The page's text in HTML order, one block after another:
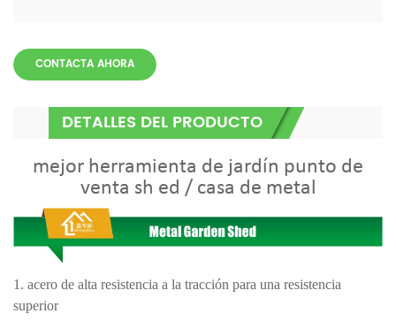
CONTACTA AHORA
DETALLES DEL PRODUCTO
mejor herramienta de jardín punto de
venta sh ed / casa de metal
1. acero de alta resistencia a la tracción para una resistencia
superior